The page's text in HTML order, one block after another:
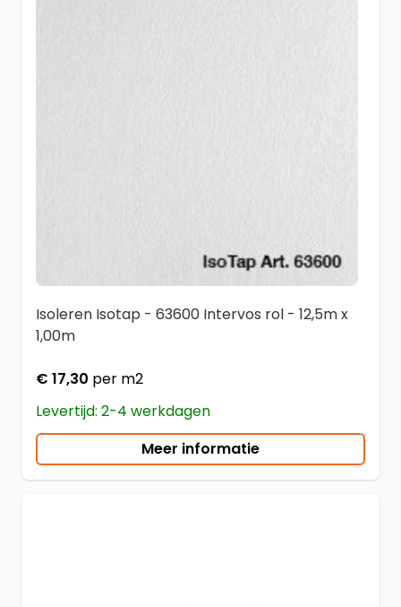
Isoleren Isotap - 63600 Intervos rol - 12,5m x
1,00m
€ 17,30 per m2
Levertijd: 2-4 werkdagen
Meer informatie